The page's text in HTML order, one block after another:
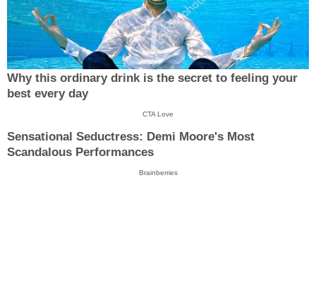
Why this ordinary drink is the secret to feeling your
best every day
CTA Love
Sensational Seductress: Demi Moore's Most
Scandalous Performances
Brainberries